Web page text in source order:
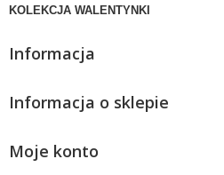
KOLEKCJA WALENTYNKI
Informacja
Informacja o sklepie
Moje konto